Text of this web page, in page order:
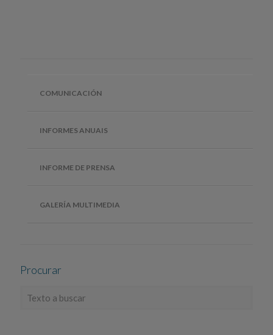
COMUNICACIÓN
INFORMES ANUAIS
INFORME DE PRENSA
GALERÍA MULTIMEDIA
Procurar